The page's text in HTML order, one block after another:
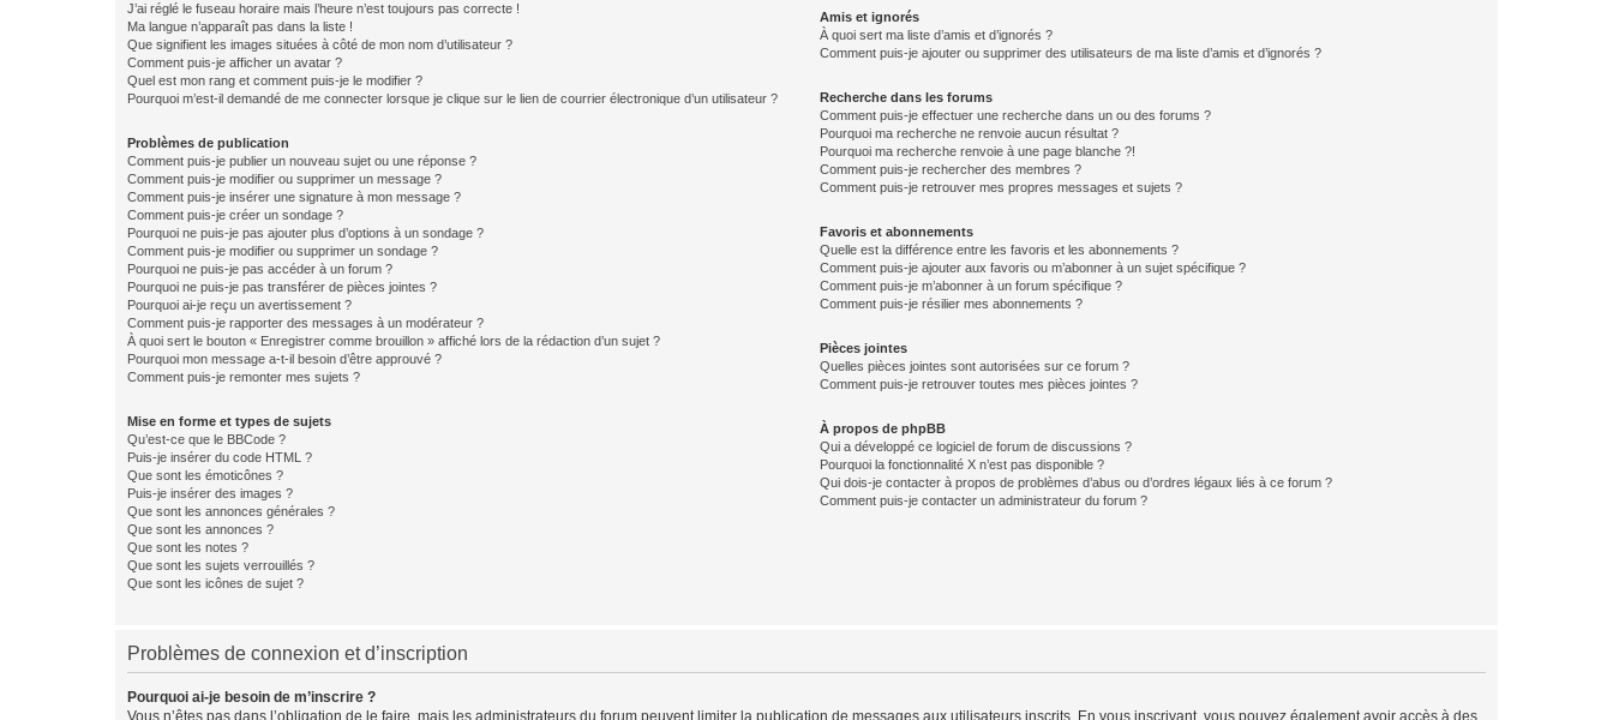
J’ai réglé le fuseau horaire mais l’heure n’est toujours pas correcte !
Ma langue n’apparaît pas dans la liste !
Que signifient les images situées à côté de mon nom d’utilisateur ?
Comment puis-je afficher un avatar ?
Quel est mon rang et comment puis-je le modifier ?
Pourquoi m’est-il demandé de me connecter lorsque je clique sur le lien de courrier électronique d’un utilisateur ?
Problèmes de publication
Comment puis-je publier un nouveau sujet ou une réponse ?
Comment puis-je modifier ou supprimer un message ?
Comment puis-je insérer une signature à mon message ?
Comment puis-je créer un sondage ?
Pourquoi ne puis-je pas ajouter plus d’options à un sondage ?
Comment puis-je modifier ou supprimer un sondage ?
Pourquoi ne puis-je pas accéder à un forum ?
Pourquoi ne puis-je pas transférer de pièces jointes ?
Pourquoi ai-je reçu un avertissement ?
Comment puis-je rapporter des messages à un modérateur ?
À quoi sert le bouton « Enregistrer comme brouillon » affiché lors de la rédaction d’un sujet ?
Pourquoi mon message a-t-il besoin d’être approuvé ?
Comment puis-je remonter mes sujets ?
Mise en forme et types de sujets
Qu’est-ce que le BBCode ?
Puis-je insérer du code HTML ?
Que sont les émoticônes ?
Puis-je insérer des images ?
Que sont les annonces générales ?
Que sont les annonces ?
Que sont les notes ?
Que sont les sujets verrouillés ?
Que sont les icônes de sujet ?
Amis et ignorés
À quoi sert ma liste d’amis et d’ignorés ?
Comment puis-je ajouter ou supprimer des utilisateurs de ma liste d’amis et d’ignorés ?
Recherche dans les forums
Comment puis-je effectuer une recherche dans un ou des forums ?
Pourquoi ma recherche ne renvoie aucun résultat ?
Pourquoi ma recherche renvoie à une page blanche ?!
Comment puis-je rechercher des membres ?
Comment puis-je retrouver mes propres messages et sujets ?
Favoris et abonnements
Quelle est la différence entre les favoris et les abonnements ?
Comment puis-je ajouter aux favoris ou m’abonner à un sujet spécifique ?
Comment puis-je m’abonner à un forum spécifique ?
Comment puis-je résilier mes abonnements ?
Pièces jointes
Quelles pièces jointes sont autorisées sur ce forum ?
Comment puis-je retrouver toutes mes pièces jointes ?
À propos de phpBB
Qui a développé ce logiciel de forum de discussions ?
Pourquoi la fonctionnalité X n’est pas disponible ?
Qui dois-je contacter à propos de problèmes d’abus ou d’ordres légaux liés à ce forum ?
Comment puis-je contacter un administrateur du forum ?
Problèmes de connexion et d’inscription
Pourquoi ai-je besoin de m’inscrire ?
Vous n’êtes pas dans l’obligation de le faire, mais les administrateurs du forum peuvent limiter la publication de messages aux utilisateurs inscrits. En vous inscrivant, vous pouvez également avoir accès à des